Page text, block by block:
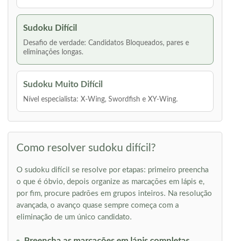
Sudoku Difícil
Desafio de verdade: Candidatos Bloqueados, pares e
eliminações longas.
Sudoku Muito Difícil
Nível especialista: X-Wing, Swordfish e XY-Wing.
Como resolver sudoku difícil?
O sudoku difícil se resolve por etapas: primeiro preencha
o que é óbvio, depois organize as marcações em lápis e,
por fim, procure padrões em grupos inteiros. Na resolução
avançada, o avanço quase sempre começa com a
eliminação de um único candidato.